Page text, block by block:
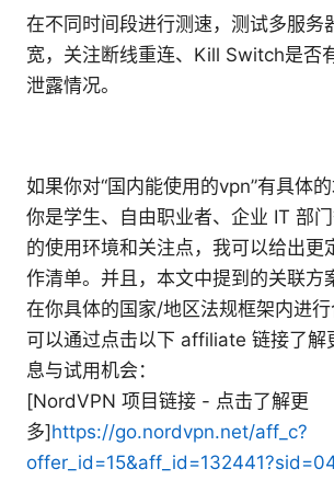
在不同时间段进行测速，测试多服务
宽，关注断线重连、Kill Switch是否
泄露情况。
如果你对“国内能使用的vpn”有具体
你是学生、自由职业者、企业 IT 部
的使用环境和关注点，我可以给出更
作清单。并且，本文中提到的关联方
在你具体的国家/地区法规框架内进
可以通过点击以下 affiliate 链接了解
息与试用机会：
[NordVPN 项目链接 - 点击了解更
多]https://go.nordvpn.net/aff_c?